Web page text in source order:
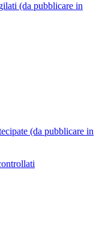
(da pubblicare in
(da pubblicare in